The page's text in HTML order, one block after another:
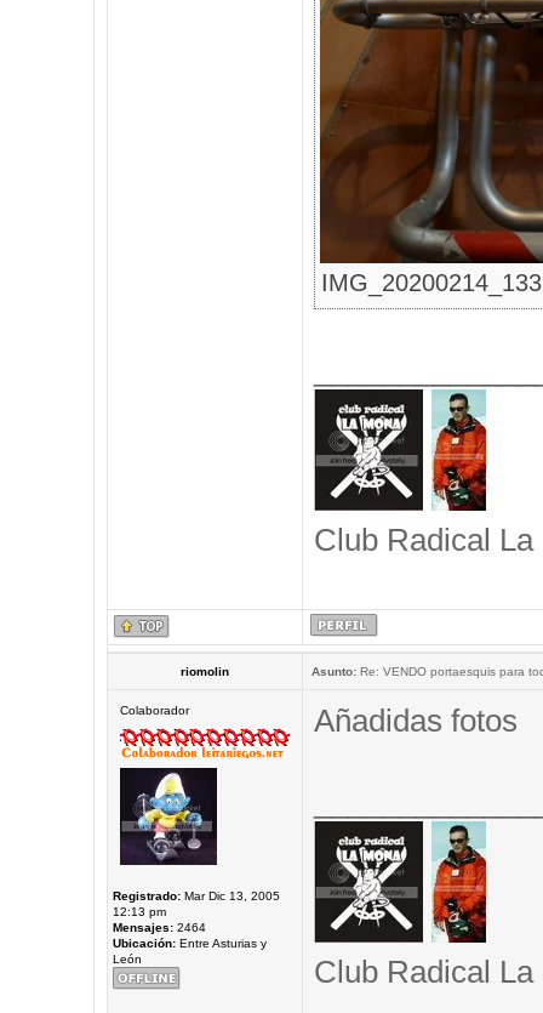
Club Radical La
riomolin Asunto:Re: VENDO portaesquis para
Colaborador
Registrado:Mar Dic 13, 2005
12:13 pm
Mensajes:2464
Ubicación:Entre Asturias y
León
Añadidas fotos
Club Radical La